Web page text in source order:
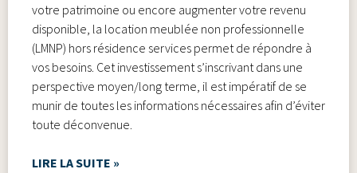
votre patrimoine ou encore augmenter votre revenu
disponible, la location meublée non professionnelle
(LMNP) hors résidence services permet de répondre à
vos besoins. Cet investissement s’inscrivant dans une
perspective moyen/long terme, il est impératif de se
munir de toutes les informations nécessaires afin d’éviter
toute déconvenue.
LIRE LA SUITE »